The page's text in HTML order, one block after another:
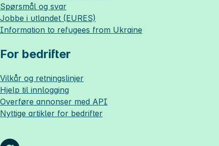
Spørsmål og svar
Jobbe i utlandet (EURES)
Information to refugees from Ukraine
For bedrifter
Vilkår og retningslinjer
Hjelp til innlogging
Overføre annonser med API
Nyttige artikler for bedrifter